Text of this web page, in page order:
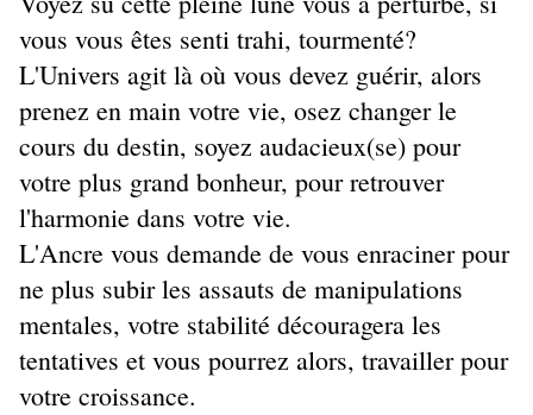
vous vous êtes senti trahi, tourmenté?
L'Univers agit là où vous devez guérir, alors
prenez en main votre vie, osez changer le
cours du destin, soyez audacieux(se) pour
votre plus grand bonheur, pour retrouver
l'harmonie dans votre vie.
L'Ancre vous demande de vous enraciner pour
ne plus subir les assauts de manipulations
mentales, votre stabilité découragera les
tentatives et vous pourrez alors, travailler pour
votre croissance.